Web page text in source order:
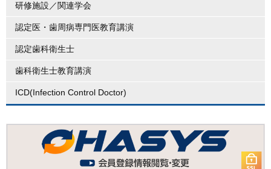
研修施設／関連学会
認定医・歯周病専門医教育講演
認定歯科衛生士
歯科衛生士教育講演
ICD(Infection Control Doctor)